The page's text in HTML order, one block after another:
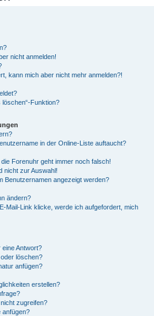
nicht anmelden!
kann mich aber nicht mehr anmelden?!
löschen“-Funktion?
in der Online-Liste auftaucht?
Forenuhr geht immer noch falsch!
nicht zur Auswahl!
Benutzernamen angezeigt werden?
ändern?
Mail-Link klicke, werde ich aufgefordert, mich
Antwort?
löschen?
anfügen?
erstellen?
zugreifen?
anfügen?